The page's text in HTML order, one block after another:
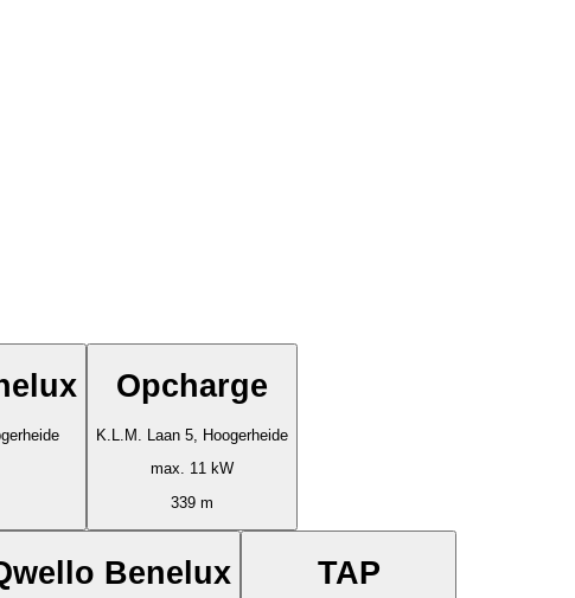
Opcharge
K.L.M. Laan 5, Hoogerheide
max. 11 kW
339 m
Benelux TAP